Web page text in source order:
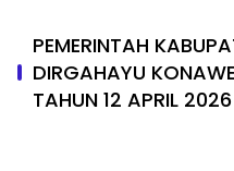
PEMERINTAH
DIRGAHAYU
TAHUN 12 APRIL 2026